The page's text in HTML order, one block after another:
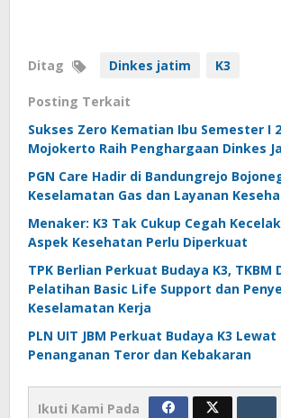
Ditag Dinkes jatim K3
Posting Terkait
Sukses Zero Kematian Ibu Semester I
Mojokerto Raih Penghargaan Dinkes
PGN Care Hadir di Bandungrejo
Keselamatan Gas dan Layanan
Menaker: K3 Tak Cukup Cegah
Aspek Kesehatan Perlu Diperkuat
TPK Berlian Perkuat Budaya K3, TKBM
Pelatihan Basic Life Support dan
Keselamatan Kerja
PLN UIT JBM Perkuat Budaya K3
Penanganan Teror dan Kebakaran
Ikuti Kami Pada